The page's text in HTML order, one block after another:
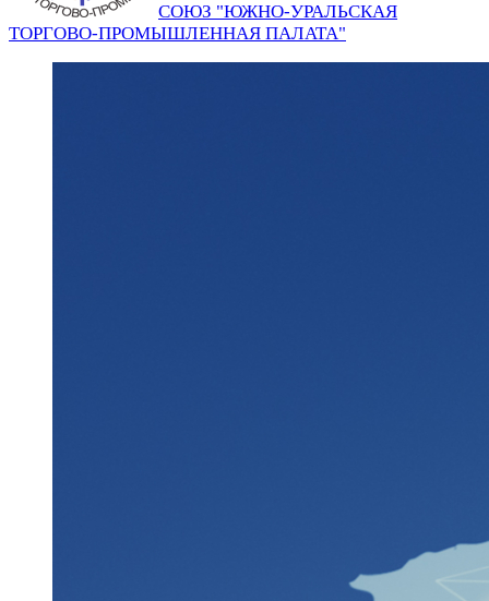
СОЮЗ "ЮЖНО-УРАЛЬСКАЯ
ТОРГОВО-ПРОМЫШЛЕННАЯ ПАЛАТА"